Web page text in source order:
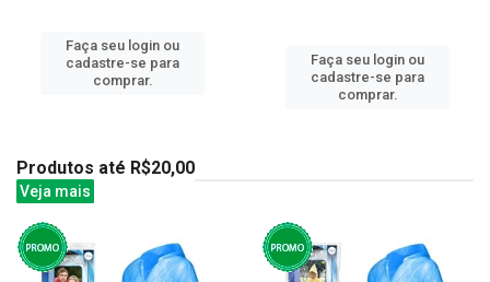
Faça seu login ou
cadastre-se para
comprar.
Faça seu login ou
cadastre-se para
comprar.
Produtos até R$20,00
Veja mais